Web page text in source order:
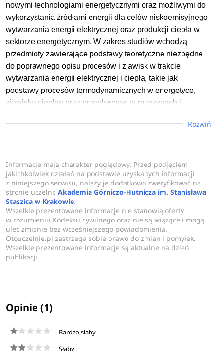
nowymi technologiami energetycznymi oraz możliwymi do
wykorzystania źródłami energii dla celów niskoemisyjnego
wytwarzania energii elektrycznej oraz produkcji ciepła w
sektorze energetycznym. W zakres studiów wchodzą
przedmioty zawierające podstawy teoretyczne niezbędne
do poprawnego opisu procesów i zjawisk w trakcie
wytwarzania energii elektrycznej i ciepła, takie jak
podstawy procesów termodynamicznych w energetyce,
zjawiska cieplne oraz przepływowe w maszynach i
Duży nacisk zostanie położny na szczegółowe
przedstawienie i scharakteryzowanie niskoemisyjnych,
niekonwencjonalnych oraz odnawialnych źródeł energii. W
trakcie wykładów i ćwiczeń przedstawione zostaną
wszystkie najważniejsze nowe technologie energetyczne
stosowane na skalę przemysłową takie jak układy gazowo-
parowe, farmy wiatrowe, farmy słoneczne, elektrownie
wodne, technologie energetycznego wykorzystanie
biomasy i odpadów, czy technologie wodorowe.
magazynowania i dystrybucji energii cieplnej, analiz
techniczno-ekonomicznych czy funkcjonowania
współczesnych rynków energii. W trakcie studiów
Rozwiń
Informacje mają charakter poglądowy. Przed podjęciem
jakichkolwiek działań na podstawie uzyskanych informacji
z niniejszego serwisu, należy je dodatkowo zweryfikować na
stronie uczelni:Akademia Górniczo-Hutnicza im. Stanisława
Staszica w Krakowie.
Wszelkie prezentowane informacje nie stanowią oferty
w rozumieniu Kodeksu cywilnego oraz nie są wiążące i mogą
ulec zmianie bez wcześniejszego powiadomienia.
Otouczelnie.pl zastrzega sobie prawo do zmian i pomyłek.
Wszelkie prezentowane informacje są aktualne na dzień
publikacji.
Opinie (1)
Bardzo słaby
Słaby